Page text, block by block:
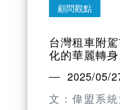
顧問觀點
台灣租車附
化的華麗轉身
2025/05/
文：偉盟系